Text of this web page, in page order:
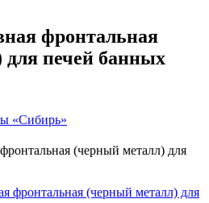
«Сибирь»
фронтальная
печей банных
(черный металл) для